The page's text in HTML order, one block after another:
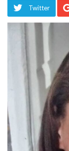
Twitter